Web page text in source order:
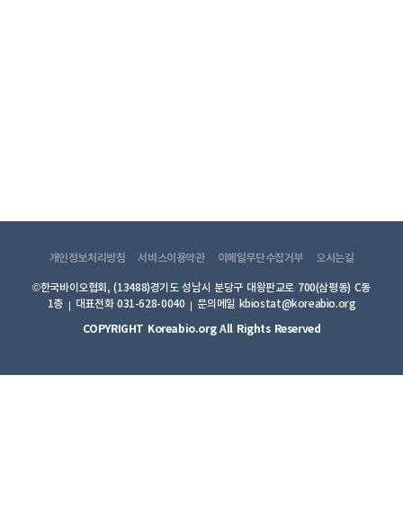
개인정보처리방침 서비스이용약관 이메일무단수집거부 오시는길
©한국바이오협회, (13488)경기도 성남시 분당구 대왕판교로 700(삼평동) C동
1층
대표전화 031-628-0040
문의메일 kbiostat@koreabio.org
COPYRIGHT Koreabio.org All Rights Reserved